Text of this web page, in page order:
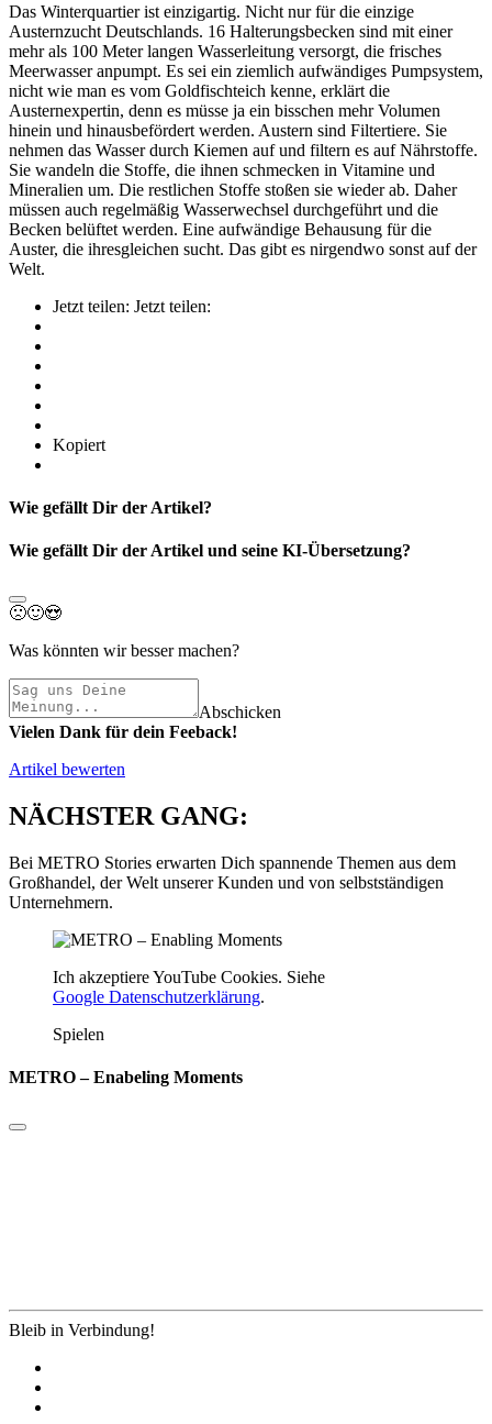
Das Winterquartier ist einzigartig. Nicht nur für die einzige
Austernzucht Deutschlands. 16 Halterungsbecken sind mit einer
mehr als 100 Meter langen Wasserleitung versorgt, die frisches
Meerwasser anpumpt. Es sei ein ziemlich aufwändiges Pumpsystem,
nicht wie man es vom Goldfischteich kenne, erklärt die
Austernexpertin, denn es müsse ja ein bisschen mehr Volumen
hinein und hinausbefördert werden. Austern sind Filtertiere. Sie
nehmen das Wasser durch Kiemen auf und filtern es auf Nährstoffe.
Sie wandeln die Stoffe, die ihnen schmecken in Vitamine und
Mineralien um. Die restlichen Stoffe stoßen sie wieder ab. Daher
müssen auch regelmäßig Wasserwechsel durchgeführt und die
Becken belüftet werden. Eine aufwändige Behausung für die
Auster, die ihresgleichen sucht. Das gibt es nirgendwo sonst auf der
Welt.
Jetzt teilen: Jetzt teilen:
Kopiert
Wie gefällt Dir der Artikel?
Wie gefällt Dir der Artikel und seine KI-Übersetzung?
🙁🙂😍
Was könnten wir besser machen?
Abschicken
Vielen Dank für dein Feeback!
Artikel bewerten
NÄCHSTER GANG:
Bei METRO Stories erwarten Dich spannende Themen aus dem
Großhandel, der Welt unserer Kunden und von selbstständigen
Unternehmern.
Ich akzeptiere YouTube Cookies. Siehe
Google Datenschutzerklärung.
Spielen
METRO – Enabeling Moments
Bleib in Verbindung!